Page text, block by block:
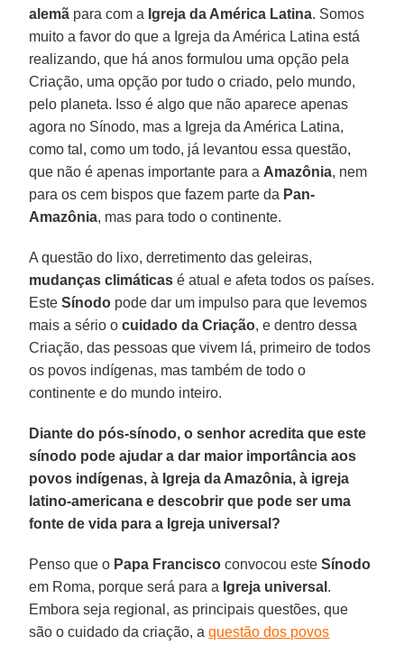
alemã para com a Igreja da América Latina. Somos
muito a favor do que a Igreja da América Latina está
realizando, que há anos formulou uma opção pela
Criação, uma opção por tudo o criado, pelo mundo,
pelo planeta. Isso é algo que não aparece apenas
agora no Sínodo, mas a Igreja da América Latina,
como tal, como um todo, já levantou essa questão,
que não é apenas importante para a Amazônia, nem
para os cem bispos que fazem parte da Pan-
Amazônia, mas para todo o continente.
A questão do lixo, derretimento das geleiras,
mudanças climáticas é atual e afeta todos os países.
EsteSínodo pode dar um impulso para que levemos
mais a sério ocuidado da Criação, e dentro dessa
Criação, das pessoas que vivem lá, primeiro de todos
os povos indígenas, mas também de todo o
continente e do mundo inteiro.
Diante do pós-sínodo, o senhor acredita que este
sínodo pode ajudar a dar maior importância aos
povos indígenas, à Igreja da Amazônia, à igreja
latino-americana e descobrir que pode ser uma
fonte de vida para a Igreja universal?
Penso que o Papa Francisco convocou este Sínodo
em Roma, porque será para a Igreja universal .
Embora seja regional, as principais questões, que
são o cuidado da criação, aquestão dos povos